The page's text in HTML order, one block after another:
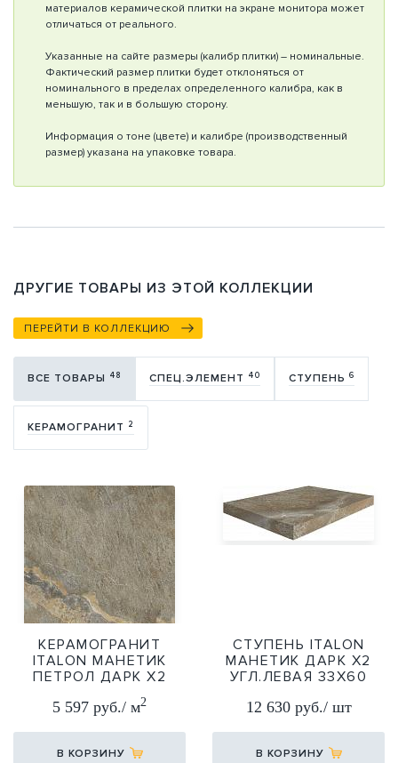
материалов керамической плитки на экране монитора может
отличаться от реального.
Указанные на сайте размеры (калибр плитки) – номинальные.
Фактический размер плитки будет отклоняться от
номинального в пределах определенного калибра, как в
меньшую, так и в большую сторону.
Информация о тоне (цвете) и калибре (производственный
размер) указана на упаковке товара.
ДРУГИЕ ТОВАРЫ ИЗ ЭТОЙ КОЛЛЕКЦИИ
ПЕРЕЙТИ В КОЛЛЕКЦИЮ
ВСЕ ТОВАРЫ 48 СПЕЦ.ЭЛЕМЕНТ 40 СТУПЕНЬ 6
КЕРАМОГРАНИТ 2
КЕРАМОГРАНИТ
ITALON МАНЕТИК
ПЕТРОЛ ДАРК Х2
60Х60 (20ММ)
60Х60
5 597 руб./ м2
В КОРЗИНУ
СТУПЕНЬ ITALON
МАНЕТИК ДАРК Х2
УГЛ.ЛЕВАЯ 33Х60
12 630 руб./ шт
В КОРЗИНУ